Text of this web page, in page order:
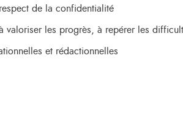
de la confidentialité
valoriser les progrès, à repérer les
et rédactionnelles